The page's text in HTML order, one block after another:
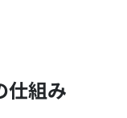
仕組み